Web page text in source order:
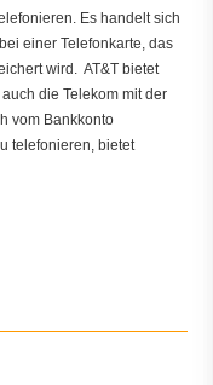
Es handelt sich
einer Telefonkarte, das
wird. AT&T bietet
die Telekom mit der
vom Bankkonto
telefonieren, bietet